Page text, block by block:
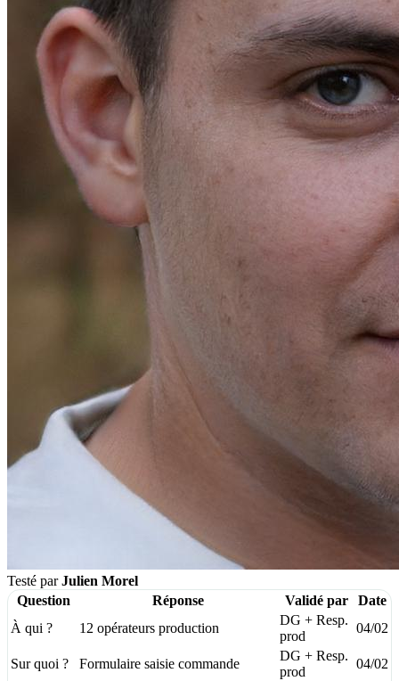
Testé parJulien Morel
Question
Réponse Validé par
Date
À qui ?
12 opérateurs production
DG + Resp.
prod
04/02
Sur quoi ? Formulaire saisie commande
DG + Resp.
prod
04/02